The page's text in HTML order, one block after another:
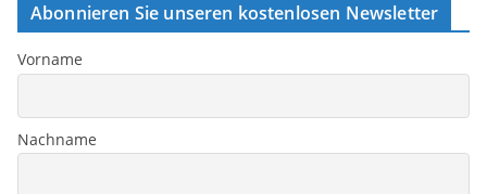
Abonnieren Sie unseren kostenlosen Newsletter
Vorname
Nachname